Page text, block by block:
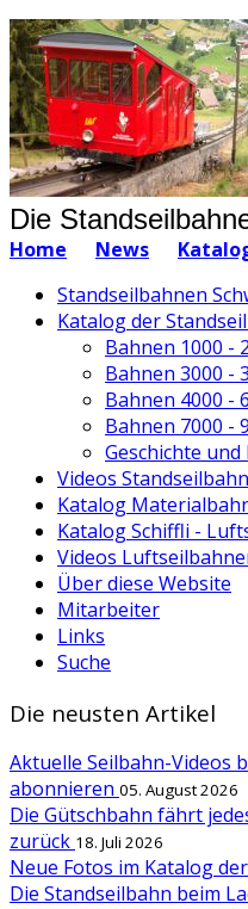
Die
Home News
Standseilbahnen
Katalog der
Bahnen 1000 -
Bahnen 3000 -
Bahnen 4000 -
Bahnen 7000 -
Geschichte
Videos
Katalog
Katalog Schiffli -
Videos
Über diese Website
Mitarbeiter
Links
Suche
Die neusten Artikel
Aktuelle Seilbahn-Videos
abonnieren 05. August 2026
Die Gütschbahn fährt
zurück 18. Juli 2026
Neue Fotos im Katalog
Die Standseilbahn beim